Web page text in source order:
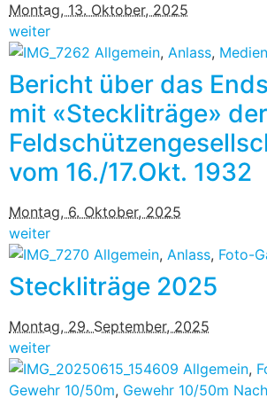
Montag, 13. Oktober, 2025
weiter
Allgemein, Anlass,
Bericht über das
mit «Steckliträge» der
vom 16./17.Okt. 1932
Montag, 6. Oktober, 2025
weiter
Allgemein, Anlass, Foto-
Steckliträge 2025
Montag, 29. September, 2025
weiter
Allgemein,
Gewehr 10/50m, Gewehr 10/50m